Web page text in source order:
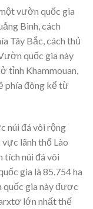
vườn quốc gia
Bình, cách
Tây Bắc, cách thủ
quốc gia này
tỉnh Khammouan,
phía đông kể từ
núi đá vôi rộng
lãnh thổ Lào
tích núi đá vôi
gia là 85.754 ha
quốc gia này được
lớn nhất thế